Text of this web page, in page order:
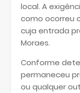
local. A
como ocorreu
cuja entrada
Moraes.
Conforme
permaneceu
ou qualquer